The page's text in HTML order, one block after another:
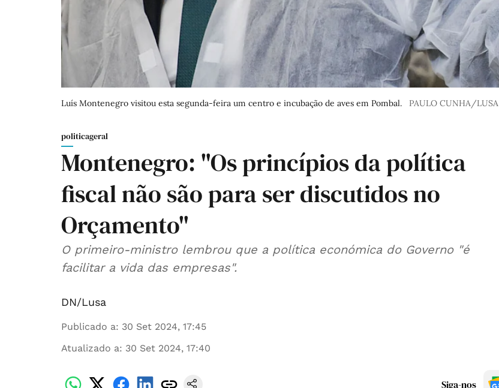
Luís Montenegro visitou esta segunda-feira um centro e incubação de aves em Pombal. PAULO CUNHA/LUSA
politicageral
Montenegro: "Os princípios da política
fiscal não são para ser discutidos no
Orçamento"
O primeiro-ministro lembrou que a política económica do Governo "é
facilitar a vida das empresas".
DN/Lusa
Publicado a: 30 Set 2024, 17:45
Atualizado a: 30 Set 2024, 17:40
Siga-nos